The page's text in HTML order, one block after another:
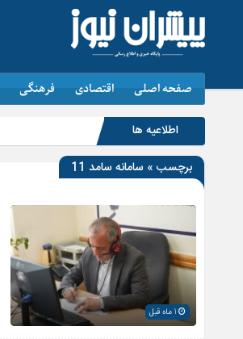
صفحه اصلی اقتصادی فرهنگی
اطلاعیه ها
برچسب » سامانه سامد 11